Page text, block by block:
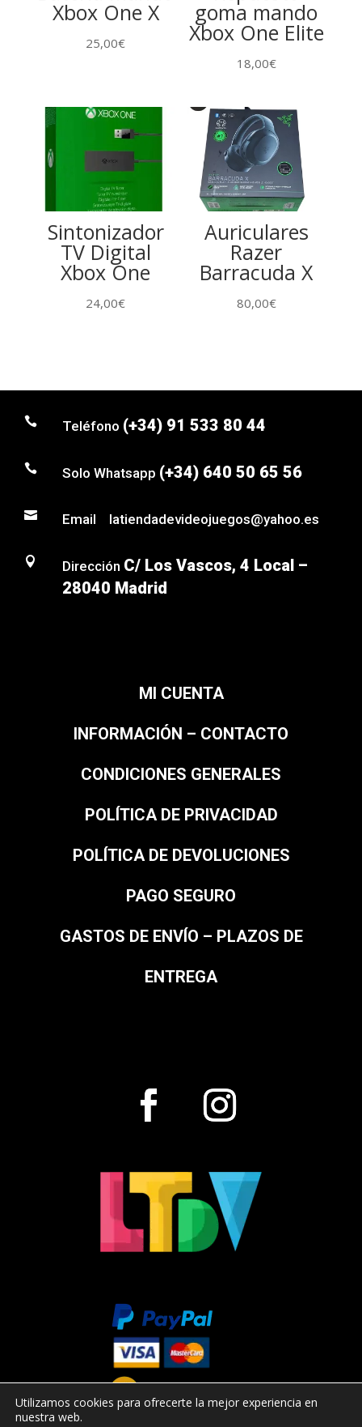
Xbox One X
25,00€
goma mando
Xbox One Elite
18,00€
Sintonizador
TV Digital
Xbox One
24,00€
Auriculares
Razer
Barracuda X
80,00€
 Teléfono (+34) 91 533 80 44
 Solo Whatsapp (+34) 640 50 65 56
 Email latiendadevideojuegos@yahoo.es
 Dirección C/ Los Vascos, 4 Local –
28040 Madrid
MI CUENTA
INFORMACIÓN – CONTACTO
CONDICIONES GENERALES
POLÍTICA DE PRIVACIDAD
POLÍTICA DE DEVOLUCIONES
PAGO SEGURO
GASTOS DE ENVÍO – PLAZOS DE
ENTREGA
Utilizamos cookies para ofrecerte la mejor experiencia en
nuestra web.